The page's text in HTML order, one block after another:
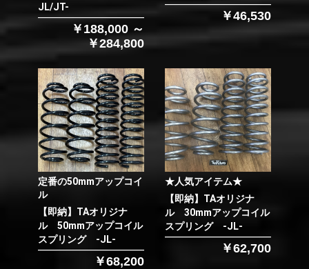
JL/JT-
￥188,000 ～
￥284,800
￥46,530
定番の50mmアップコイ
ル
【即納】TAオリジナ
ル 50mmアップコイル
スプリング -JL-
￥68,200
★人気アイテム★
【即納】TAオリジナ
ル 30mmアップコイル
スプリング -JL-
￥62,700